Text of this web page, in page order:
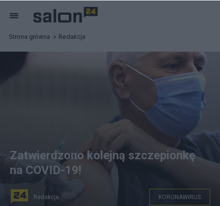
Strona główna Redakcja
Zatwierdzono kolejną szczepionkę
na COVID-19!
Redakcja KORONAWIRUS